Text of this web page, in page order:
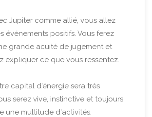
Jupiter comme allié, vous allez
événements positifs. Vous ferez
grande acuité de jugement et
expliquer ce que vous ressentez.
capital d'énergie sera très
serez vive, instinctive et toujours
une multitude d'activités.